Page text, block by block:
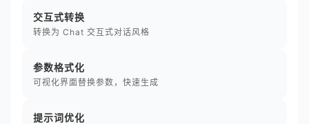
交互式转换
转换为 Chat 交互式对话风格
参数格式化
可视化界面替换参数，快速生成
提示词优化